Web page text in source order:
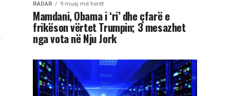
RADAR 9 muaj më herët
Mamdani, Obama i ‘ri’ dhe çfarë e
frikëson vërtet Trumpin; 3 mesazhet
nga vota në Nju Jork